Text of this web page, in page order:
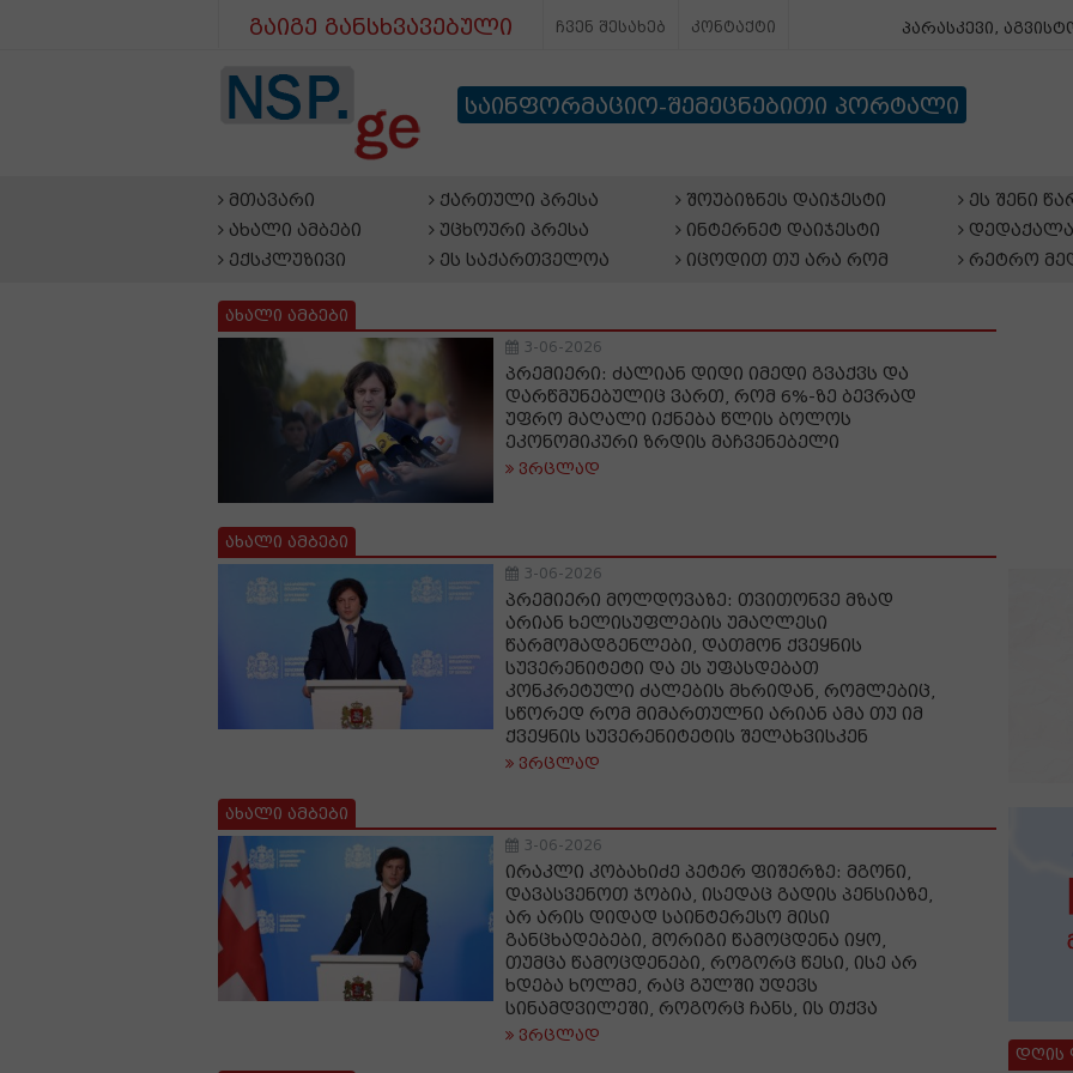
გაიგე განსხვავებული ჩვენ შესახებ კონტაქტი პარასკევი,
საინფორმაციო-შემეცნებითი პორტალი
მთავარი
ახალი ამბები
ექსკლუზივი
ქართული პრესა
უცხოური პრესა
ეს საქართველოა
შოუბიზნეს დაიჯესტი
ინტერნეტ დაიჯესტი
იცოდით თუ არა რომ
ეს შენი
რეტრო
ახალი ამბები
3-06-2026
პრემიერი: ძალიან დიდი იმედი გვაქვს და
დარწმუნებულიც ვართ, რომ 6%-ზე ბევრად
უფრო მაღალი იქნება წლის ბოლოს
ეკონომიკური ზრდის მაჩვენებელი
ვრცლად
ახალი ამბები
3-06-2026
პრემიერი მოლდოვაზე: თვითონვე მზად
არიან ხელისუფლების უმაღლესი
წარმომადგენლები, დათმონ ქვეყნის
სუვერენიტეტი და ეს უფასდებათ
კონკრეტული ძალების მხრიდან, რომლებიც,
სწორედ რომ მიმართულნი არიან ამა თუ იმ
ქვეყნის სუვერენიტეტის შელახვისკენ
ვრცლად
ახალი ამბები
3-06-2026
ირაკლი კობახიძე პეტერ ფიშერზე: მგონი,
დავასვენოთ ჯობია, ისედაც გადის პენსიაზე,
არ არის დიდად საინტერესო მისი
განცხადებები, მორიგი წამოცდენა იყო,
თუმცა წამოცდენები, როგორც წესი, ისე არ
ხდება ხოლმე, რაც გულში უდევს
სინამდვილეში, როგორც ჩანს, ის თქვა
ვრცლად
დღის